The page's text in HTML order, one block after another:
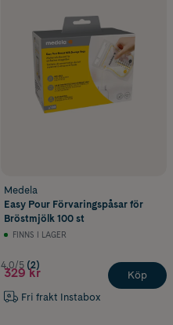
Medela
Easy Pour Förvaringspåsar för
Bröstmjölk 100 st
FINNS I LAGER
4.0/5 (2)
329 kr
Fri frakt Instabox
Köp